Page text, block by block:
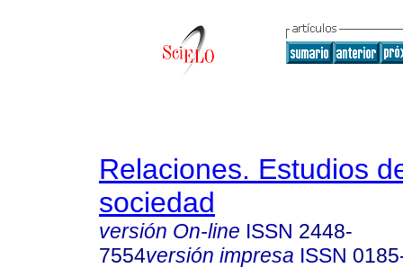
Relaciones. Estudios
sociedad
versión On-line ISSN 2448-
7554versión impresa ISSN